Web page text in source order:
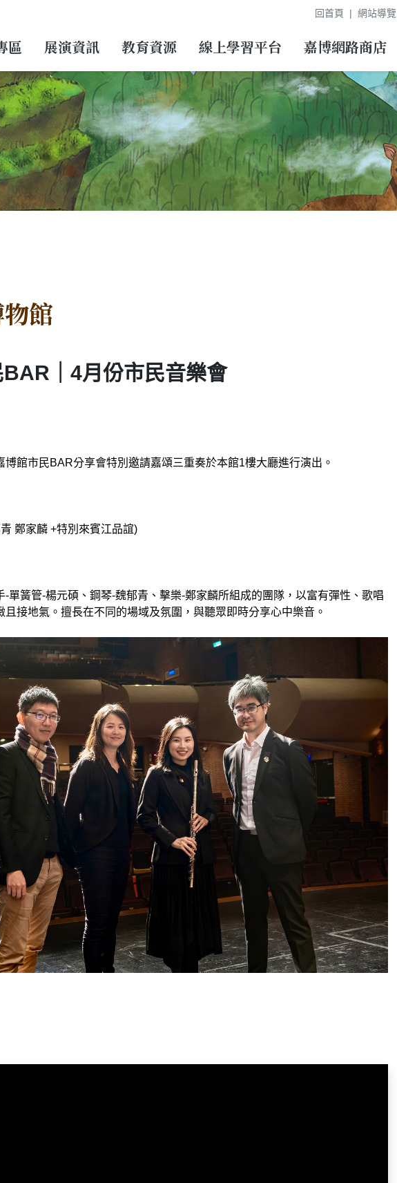
回首頁 網站導覽
區 展演資訊 教育資源 線上學習平台 嘉博網路商店
館
｜4月份市民音樂會
博館市民BAR分享會特別邀請嘉頌三重奏於本館1樓大廳進行演出。
鄭家麟 +特別來賓江品誼)
-單簧管-楊元碩、鋼琴-魏郁青、擊樂-鄭家麟所組成的團隊，以富有彈性、歌唱
接地氣。擅長在不同的場域及氛圍，與聽眾即時分享心中樂音。